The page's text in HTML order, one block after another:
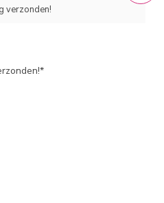
verzonden!